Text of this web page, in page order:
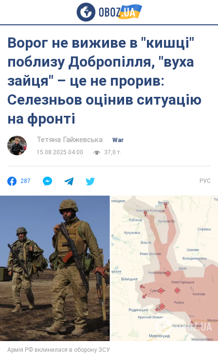
Ворог не виживе в "кишці"
поблизу Добропілля, "вуха
зайця" – це не прорив:
Селезньов оцінив ситуацію
на фронті
Тетяна Гайжевська
War
15.08.2025 04:00
37,0 т.
287 РУС